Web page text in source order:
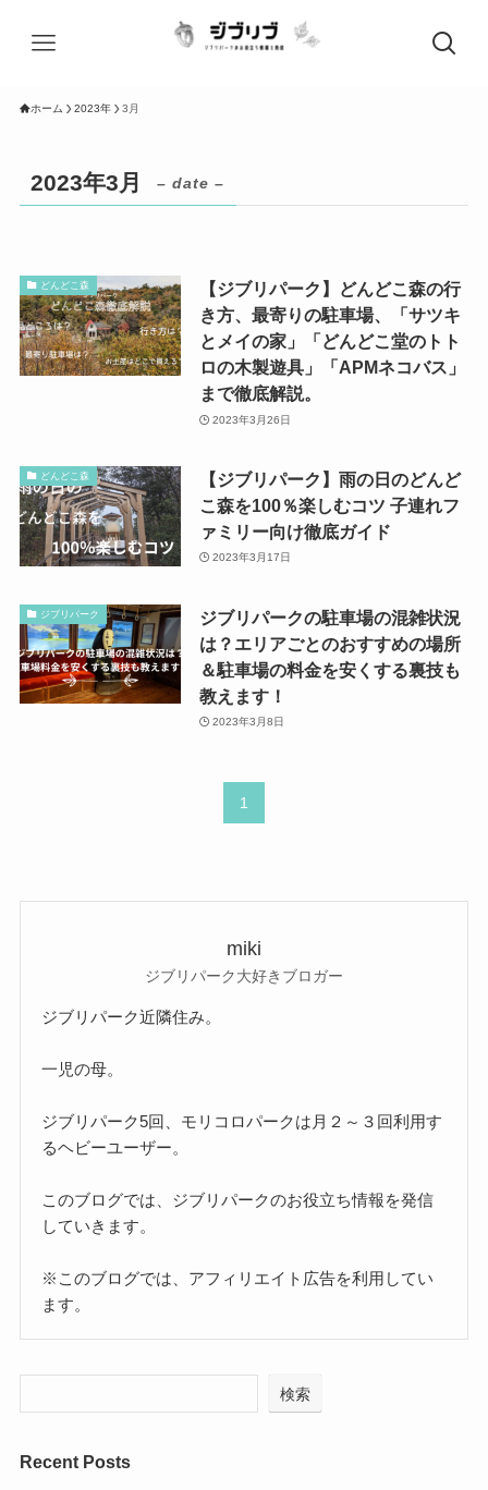
ホーム 2023年 3月
2023年3月 – date –
どんどこ森
【ジブリパーク】どんどこ森の行
き方、最寄りの駐車場、「サツキ
とメイの家」「どんどこ堂のトト
ロの木製遊具」「APMネコバス」
まで徹底解説。
2023年3月26日
どんどこ森
【ジブリパーク】雨の日のどんど
こ森を100％楽しむコツ 子連れフ
ァミリー向け徹底ガイド
2023年3月17日
ジブリパーク
ジブリパークの駐車場の混雑状況
は？エリアごとのおすすめの場所
＆駐車場の料金を安くする裏技も
教えます！
2023年3月8日
1
miki
ジブリパーク大好きブロガー
ジブリパーク近隣住み。
一児の母。
ジブリパーク5回、モリコロパークは月２～３回利用す
るヘビーユーザー。
このブログでは、ジブリパークのお役立ち情報を発信
していきます。
※このブログでは、アフィリエイト広告を利用してい
ます。
検索
Recent Posts